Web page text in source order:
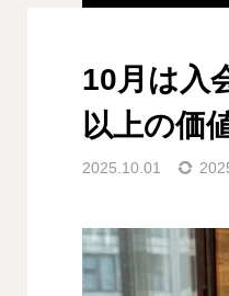
10月は入
以上の価
2025.10.01